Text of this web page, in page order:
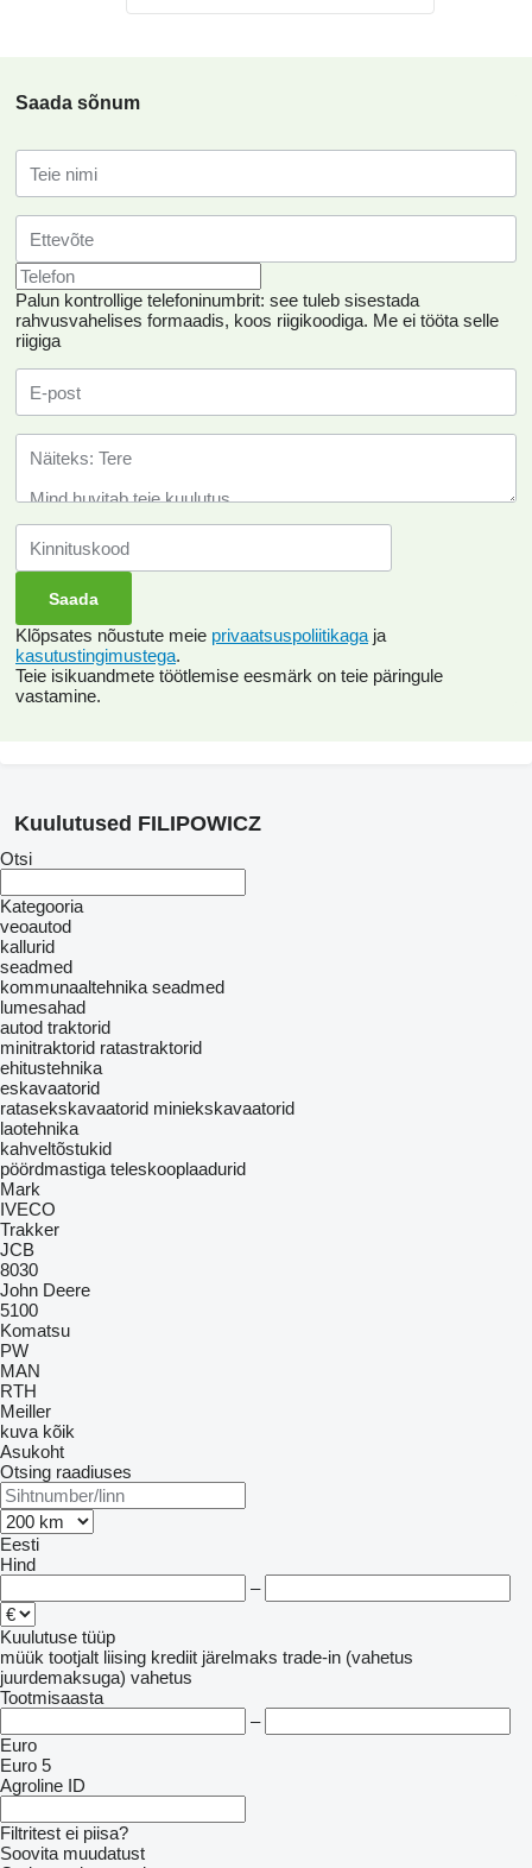
Saada sõnum
Palun kontrollige telefoninumbrit: see tuleb sisestada
rahvusvahelises formaadis, koos riigikoodiga. Me ei tööta selle
riigiga
Klõpsates nõustute meie privaatsuspoliitikaga ja
kasutustingimustega.
Teie isikuandmete töötlemise eesmärk on teie päringule
vastamine.
Kuulutused FILIPOWICZ
Otsi
Kategooria
veoautod
kallurid
seadmed
kommunaaltehnika seadmed
lumesahad
autod traktorid
minitraktorid ratastraktorid
ehitustehnika
eskavaatorid
ratasekskavaatorid miniekskavaatorid
laotehnika
kahveltõstukid
pöördmastiga teleskooplaadurid
Mark
IVECO
Trakker
JCB
8030
John Deere
5100
Komatsu
PW
MAN
RTH
Meiller
kuva kõik
Asukoht
Otsing raadiuses
Eesti
Hind
–
Kuulutuse tüüp
müük tootjalt liising krediit järelmaks trade-in (vahetus
juurdemaksuga) vahetus
Tootmisaasta
–
Euro
Euro 5
Agroline ID
Filtritest ei piisa?
Soovita muudatust